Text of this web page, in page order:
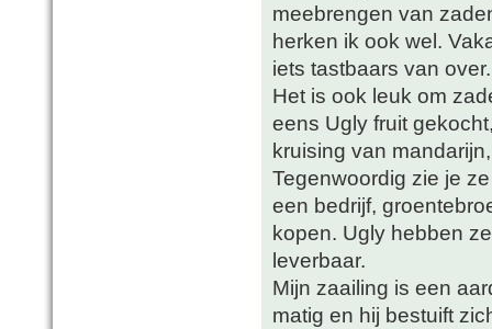
meebrengen van
herken ik ook wel.
iets tastbaars van over.
Het is ook leuk om
eens Ugly fruit
kruising van
Tegenwoordig zie je
een bedrijf,
kopen. Ugly hebben
leverbaar.
Mijn zaailing is een
matig en hij bestuift